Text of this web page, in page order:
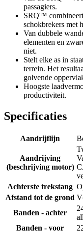
passagiers.
SRQ™ combineert
schokbrekers met
Van dubbele
elementen en
niet.
Stelt elke as in
terrein. Het
golvende
Hoogste
productiviteit.
Specificaties
Aandrijflijn
Aandrijving
(beschrijving motor)
Achterste trekstang
Afstand tot de grond
Banden - achter
Banden - voor